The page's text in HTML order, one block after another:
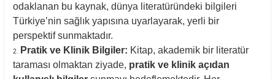
odaklanan bu kaynak, dünya literatüründeki bilgileri
Türkiye’nin sağlık yapısına uyarlayarak, yerli bir
perspektif sunmaktadır.
Pratik ve Klinik Bilgiler: Kitap, akademik bir literatür
taraması olmaktan ziyade, pratik ve klinik açıdan